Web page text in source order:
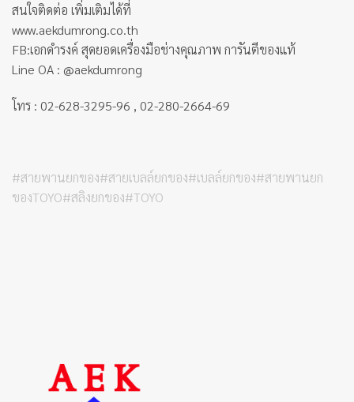
สนใจติดต่อ เพิ่มเติมได้ที่
www.aekdumrong.co.th
FB:เอกดำรงค์ สุดยอดเครื่องมือช่างคุณภาพ การันตีของแท้
Line OA : @aekdumrong
โทร : 02-628-3295-96 , 02-280-2664-69
#สายพานยกของ#สายเบลล์ยกของ#เบลล์ยกของ#สายพานยก
ของTOYO#สลิงยกของ#TOYO